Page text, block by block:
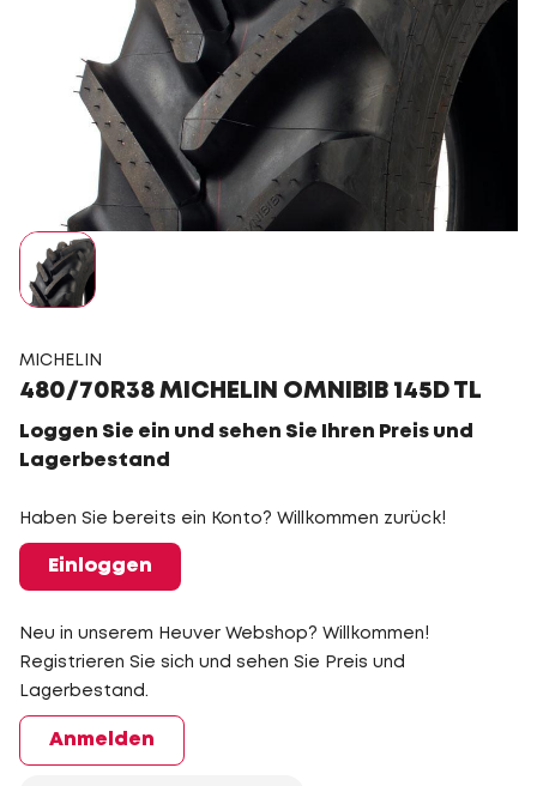
MICHELIN
480/70R38 MICHELIN OMNIBIB 145D TL
Loggen Sie ein und sehen Sie Ihren Preis und
Lagerbestand
Haben Sie bereits ein Konto? Willkommen zurück!
Einloggen
Neu in unserem Heuver Webshop? Willkommen!
Registrieren Sie sich und sehen Sie Preis und
Lagerbestand.
Anmelden